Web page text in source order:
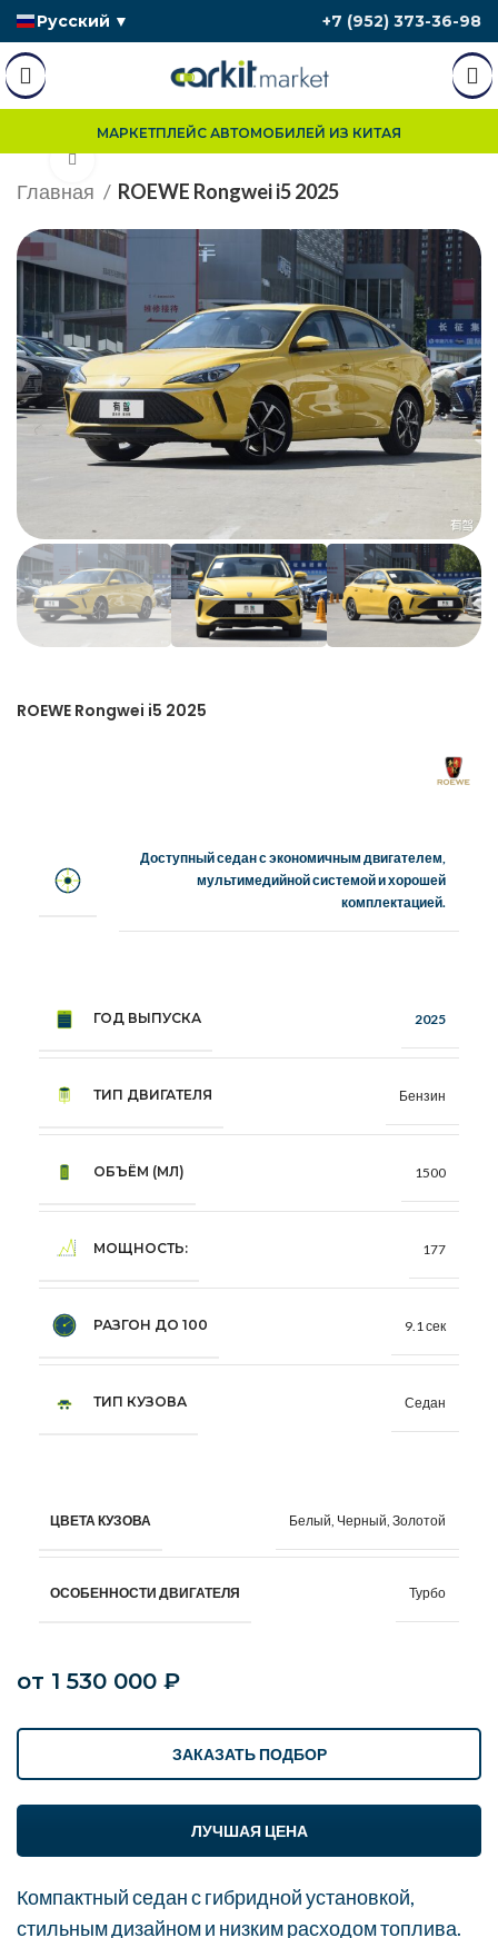
Русский ▼ +7 (952) 373-36-98
МАРКЕТПЛЕЙС АВТОМОБИЛЕЙ ИЗ КИТАЯ
Главная ROEWE Rongwei i5 2025
ROEWE Rongwei i5 2025
Доступный седан с экономичным двигателем,
мультимедийной системой и хорошей
комплектацией.
ГОД ВЫПУСКА 2025
ТИП ДВИГАТЕЛЯ Бензин
ОБЪЁМ (МЛ) 1500
МОЩНОСТЬ: 177
РАЗГОН ДО 100 9.1 сек
ТИП КУЗОВА Седан
ЦВЕТА КУЗОВА Белый, Черный, Золотой
ОСОБЕННОСТИ ДВИГАТЕЛЯ Турбо
от 1 530 000 ₽
ЛУЧШАЯ ЦЕНА
ЗАКАЗАТЬ ПОДБОР
Компактный седан с гибридной установкой,
стильным дизайном и низким расходом топлива.